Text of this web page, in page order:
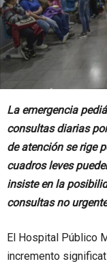
La emergencia
consultas diarias
de atención se rige
cuadros leves
insiste en la
consultas no
El Hospital Público
incremento